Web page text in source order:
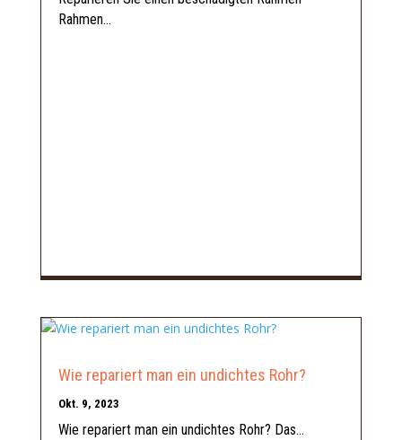
Rahmen...
Wie repariert man ein undichtes Rohr?
Okt. 9, 2023
Wie repariert man ein undichtes Rohr? Das...